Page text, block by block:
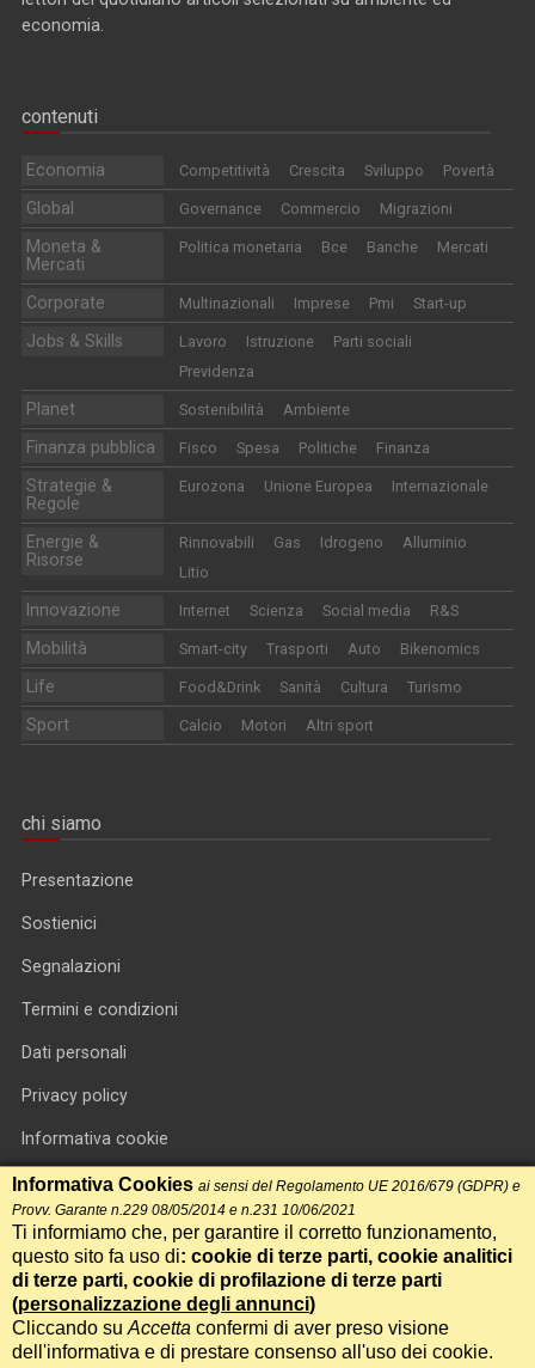
economia.
contenuti
Economia Competitività Crescita Sviluppo Povertà
Global Governance Commercio Migrazioni
Moneta &
Mercati
Politica monetaria Bce Banche Mercati
Corporate Multinazionali Imprese Pmi Start-up
Jobs & Skills Lavoro Istruzione
Parti sociali
Previdenza
Planet Sostenibilità Ambiente
Finanza pubblica Fisco Spesa Politiche Finanza
Strategie &
Regole
Eurozona Unione Europea Internazionale
Energie &
Risorse
Rinnovabili Gas Idrogeno
Alluminio
Litio
Innovazione Internet Scienza Social media R&S
Mobilità Smart-city Trasporti Auto Bikenomics
Life Food&Drink Sanità Cultura Turismo
Sport Calcio Motori Altri sport
chi siamo
Presentazione
Sostienici
Segnalazioni
Termini e condizioni
Dati personali
Privacy policy
Informativa cookie
RSS feed
RSS Top News
Contatti
International Communication S.r.l. • P.IVA 14478081004 • Testata
giornalistica n.191, reg. Tribunale di Roma del 14/12/2017
Informativa Cookies ai sensi del Regolamento UE 2016/679 (GDPR) e
Provv. Garante n.229 08/05/2014 e n.231 10/06/2021
Ti informiamo che, per garantire il corretto funzionamento,
questo sito fa uso di: cookie di terze parti, cookie analitici
di terze parti, cookie di profilazione di terze parti
(personalizzazione degli annunci)
Cliccando su Accetta confermi di aver preso visione
dell'informativa e di prestare consenso all'uso dei cookie.